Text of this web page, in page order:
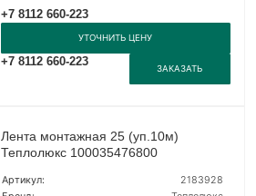
+7 8112 660-223
УТОЧНИТЬ ЦЕНУ
+7 8112 660-223
ЗАКАЗАТЬ
Лента монтажная 25 (уп.10м)
Теплолюкс 100035476800
Артикул:
2183928